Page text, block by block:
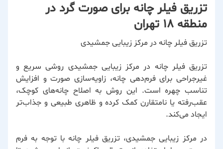
تزریق فیلر چانه برای صورت گرد در
منطقه 18 تهران
تزریق فیلر چانه در مرکز زیبایی جمشیدی
تزریق فیلر چانه در مرکز زیبایی جمشیدی روشی سریع و
غیرجراحی برای فرم‌دهی چانه، زاویه‌سازی صورت و افزایش
تناسب چهره است. این روش به اصلاح چانه‌های کوچک،
عقب‌رفته یا نامتقارن کمک کرده و ظاهری طبیعی و جذاب‌تر
ایجاد می‌کند.
در مرکز زیبایی جمشیدی، تزریق فیلر چانه با توجه به فرم